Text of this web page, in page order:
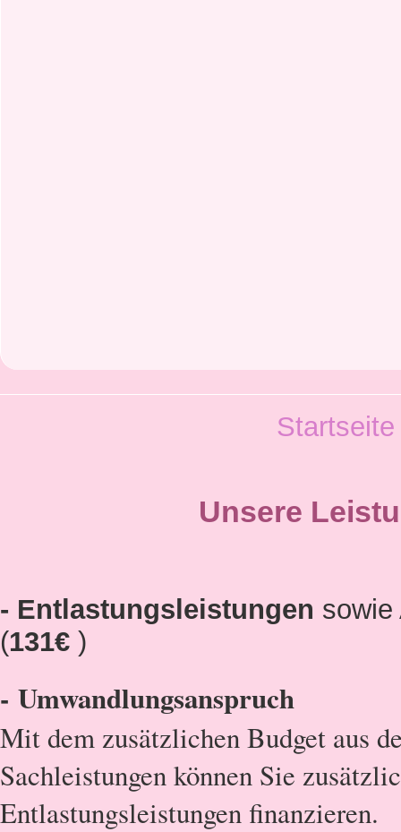
Startseite
Unsere
- Entlastungsleistungen sowie
(131€ )
- Umwandlungsanspruch
Mit dem zusätzlichen Budget aus
Sachleistungen können Sie
Entlastungsleistungen finanzieren.